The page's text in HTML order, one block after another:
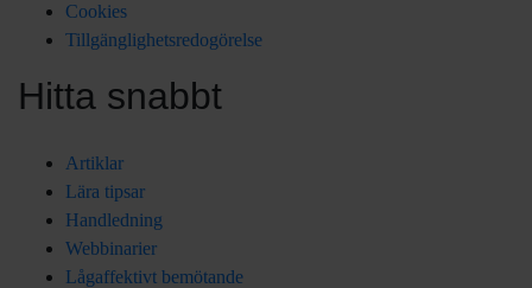
Cookies
Tillgänglighetsredogörelse
Hitta snabbt
Artiklar
Lära tipsar
Handledning
Webbinarier
Lågaffektivt bemötande